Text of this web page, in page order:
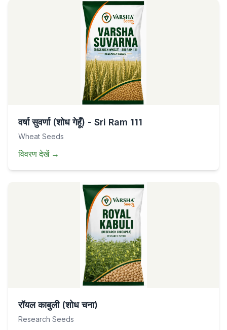
वर्षा सुवर्णा (शोध गेहूँ) - Sri Ram 111
Wheat Seeds
विवरण देखें→
रॉयल काबुली (शोध चना)
Research Seeds